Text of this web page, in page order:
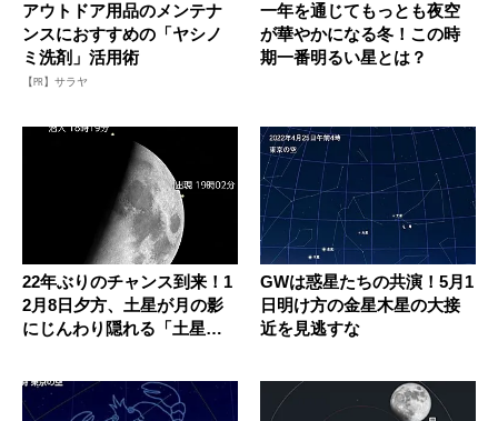
アウトドア用品のメンテナ
ンスにおすすめの「ヤシノ
ミ洗剤」活用術
【PR】サラヤ
一年を通じてもっとも夜空
が華やかになる冬！この時
期一番明るい星とは？
22年ぶりのチャンス到来！1
2月8日夕方、土星が月の影
にじんわり隠れる「土星
GWは惑星たちの共演！5月1
日明け方の金星木星の大接
近を見逃すな